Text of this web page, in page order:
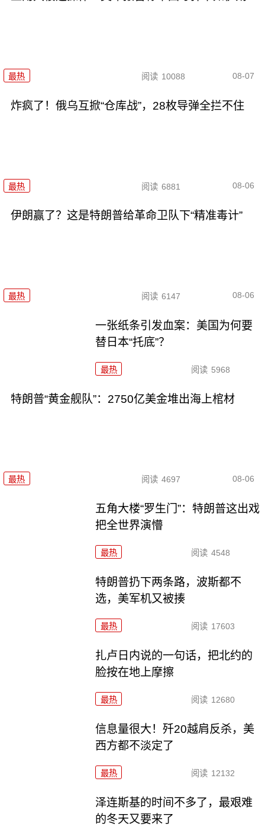
最热 阅读 10088 08-07
炸疯了！俄乌互掀“仓库战”，28枚导弹全拦不住
最热 阅读 6881 08-06
伊朗赢了？这是特朗普给革命卫队下“精准毒计”
最热 阅读 6147 08-06
一张纸条引发血案：美国为何要
替日本“托底”？
最热 阅读 5968
特朗普“黄金舰队”：2750亿美金堆出海上棺材
最热 阅读 4697 08-06
五角大楼“罗生门”：特朗普这出戏
把全世界演懵
最热 阅读 4548
特朗普扔下两条路，波斯都不
选，美军机又被揍
最热 阅读 17603
扎卢日内说的一句话，把北约的
脸按在地上摩擦
最热 阅读 12680
信息量很大！歼20越肩反杀，美
西方都不淡定了
最热 阅读 12132
泽连斯基的时间不多了，最艰难
的冬天又要来了